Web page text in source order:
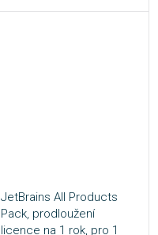
JetBrains All Products
Pack, prodloužení
licence na 1 rok, pro 1